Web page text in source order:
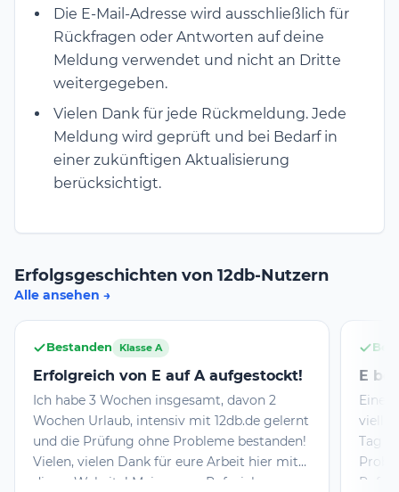
Die E-Mail-Adresse wird ausschließlich für
Rückfragen oder Antworten auf deine
Meldung verwendet und nicht an Dritte
weitergegeben.
Vielen Dank für jede Rückmeldung. Jede
Meldung wird geprüft und bei Bedarf in
einer zukünftigen Aktualisierung
berücksichtigt.
Erfolgsgeschichten von 12db-Nutzern
Alle ansehen
Bestanden Klasse A
Erfolgreich von E auf A aufgestockt!
Ich habe 3 Wochen insgesamt, davon 2
Wochen Urlaub, intensiv mit 12db.de gelernt
und die Prüfung ohne Probleme bestanden!
Vielen, vielen Dank für eure Arbeit hier mit
dieser Website! Mein neues Rufzeichen
E
Eine
Tag